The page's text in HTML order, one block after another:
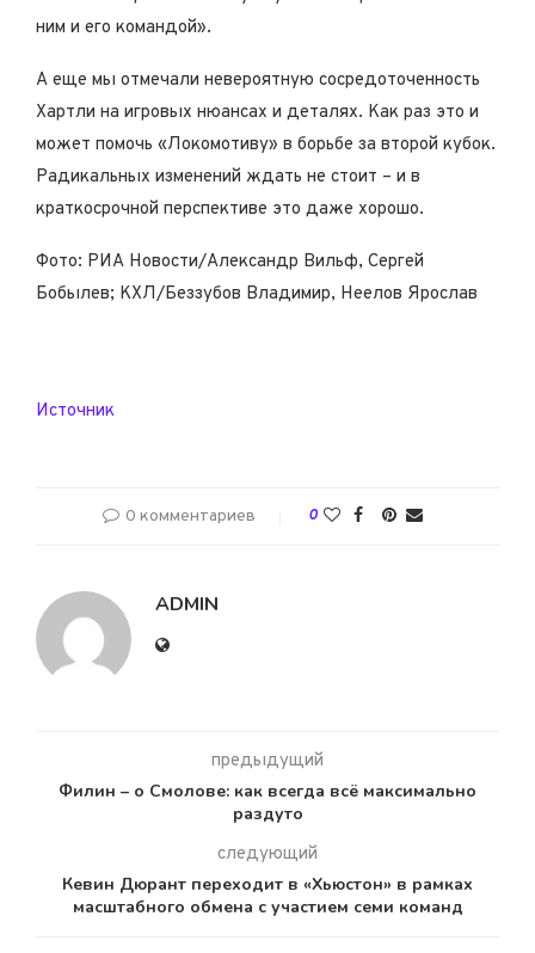
ним и его командой».
А еще мы отмечали невероятную сосредоточенность
Хартли на игровых нюансах и деталях. Как раз это и
может помочь «Локомотиву» в борьбе за второй кубок.
Радикальных изменений ждать не стоит – и в
краткосрочной перспективе это даже хорошо.
Фото: РИА Новости/Александр Вильф, Сергей
Бобылев; КХЛ/Беззубов Владимир, Неелов Ярослав
Источник
0 комментариев 0
ADMIN
предыдущий
Филин – о Смолове: как всегда всё максимально
раздуто
следующий
Кевин Дюрант переходит в «Хьюстон» в рамках
масштабного обмена с участием семи команд